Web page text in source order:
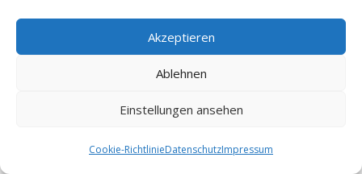
Akzeptieren
Ablehnen
Einstellungen ansehen
Cookie-RichtlinieDatenschutzImpressum
Hanum (13.14 km)